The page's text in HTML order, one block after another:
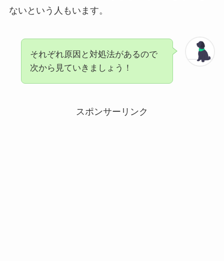
ないという人もいます。
それぞれ原因と対処法があるので
次から見ていきましょう！
スポンサーリンク